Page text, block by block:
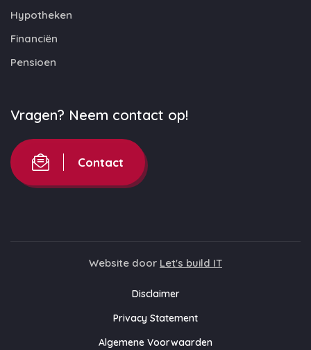
Hypotheken
Financiën
Pensioen
Vragen? Neem contact op!
Contact
Website door Let's build IT
Disclaimer
Privacy Statement
Algemene Voorwaarden